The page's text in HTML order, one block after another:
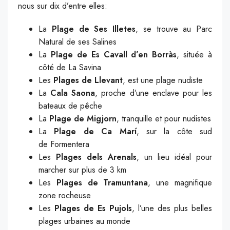
nous sur dix d’entre elles:
La Plage de Ses Illetes, se trouve au Parc
Natural de ses Salines
La Plage de Es Cavall d’en Borràs, située à
côté de La Savina
Les Plages de Llevant, est une plage nudiste
La Cala Saona, proche d’une enclave pour les
bateaux de pêche
La Plage de Migjorn, tranquille et pour nudistes
La Plage de Ca Marí, sur la côte sud
de Formentera
Les Plages dels Arenals, un lieu idéal pour
marcher sur plus de 3 km
Les Plages de Tramuntana, une magnifique
zone rocheuse
Les Plages de Es Pujols, l’une des plus belles
plages urbaines au monde